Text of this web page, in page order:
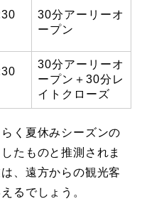
30分アーリーオ
ープン
30分アーリーオ
ープン＋30分レ
イトクローズ
く夏休みシーズンの
たものと推測されま
、遠方からの観光客
るでしょう。